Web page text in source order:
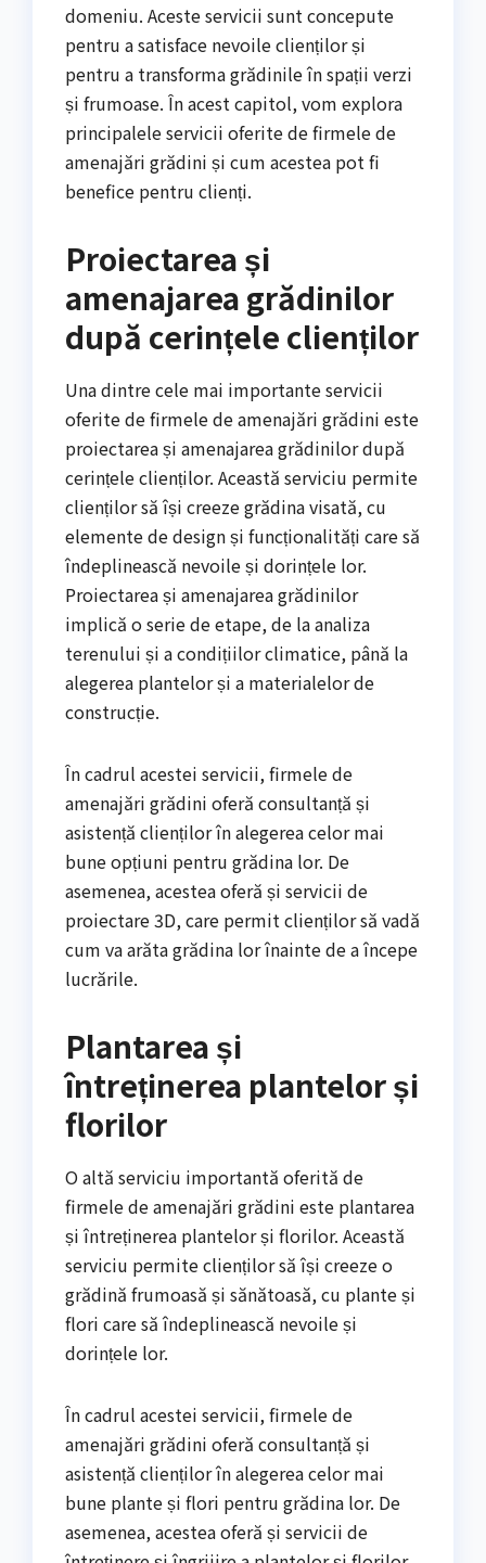
domeniu. Aceste servicii sunt concepute
pentru a satisface nevoile clienților și
pentru a transforma grădinile în spații verzi
și frumoase. În acest capitol, vom explora
principalele servicii oferite de firmele de
amenajări grădini și cum acestea pot fi
benefice pentru clienți.
Proiectarea și
amenajarea grădinilor
după cerințele clienților
Una dintre cele mai importante servicii
oferite de firmele de amenajări grădini este
proiectarea și amenajarea grădinilor după
cerințele clienților. Această serviciu permite
clienților să își creeze grădina visată, cu
elemente de design și funcționalități care să
îndeplinească nevoile și dorințele lor.
Proiectarea și amenajarea grădinilor
implică o serie de etape, de la analiza
terenului și a condițiilor climatice, până la
alegerea plantelor și a materialelor de
construcție.
În cadrul acestei servicii, firmele de
amenajări grădini oferă consultanță și
asistență clienților în alegerea celor mai
bune opțiuni pentru grădina lor. De
asemenea, acestea oferă și servicii de
proiectare 3D, care permit clienților să vadă
cum va arăta grădina lor înainte de a începe
lucrările.
Plantarea și
întreținerea plantelor și
florilor
O altă serviciu importantă oferită de
firmele de amenajări grădini este plantarea
și întreținerea plantelor și florilor. Această
serviciu permite clienților să își creeze o
grădină frumoasă și sănătoasă, cu plante și
flori care să îndeplinească nevoile și
dorințele lor.
În cadrul acestei servicii, firmele de
amenajări grădini oferă consultanță și
asistență clienților în alegerea celor mai
bune plante și flori pentru grădina lor. De
asemenea, acestea oferă și servicii de